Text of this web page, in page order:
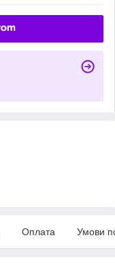
Оплата Умови